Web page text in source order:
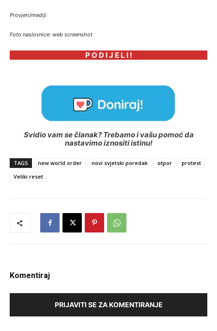
Provjeri/mediji
Foto naslovnice: web screenshot
P O D I J E L I !
Svidio vam se članak? Trebamo i vašu pomoć da
nastavimo iznositi istinu!
TAGS new world order novi svjetski poredak otpor
protest
Veliki reset
Komentiraj
PRIJAVITI SE ZA KOMENTIRANJE